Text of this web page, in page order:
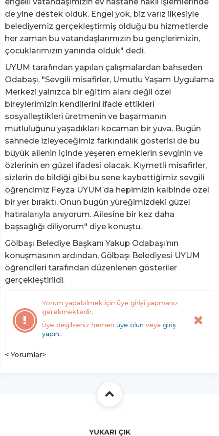
de yine destek olduk. Engel yok, biz varız ilkesiyle
belediyemiz gerçekleştirmiş olduğu bu hizmetlerde
her zaman bu vatandaşlarımızın bu gençlerimizin,
çocuklarımızın yanında olduk" dedi.
UYUM tarafından yapılan çalışmalardan bahseden
Odabaşı, "Sevgili misafirler, Umutlu Yaşam Uygulama
Merkezi yalnızca bir eğitim alanı değil özel
bireylerimizin kendilerini ifade ettikleri
sosyalleştikleri üretmenin ve başarmanın
mutluluğunu yaşadıkları kocaman bir yuva. Bugün
sahnede izleyeceğimiz farkındalık gösterisi de bu
büyük ailenin içinde yeşeren emeklerin sevginin ve
özlerinin en güzel ifadesi olacak. Kıymetli misafirler,
sizlerin de bildiği gibi bu sene kaybettiğimiz sevgili
öğrencimiz Feyza UYUM’da hepimizin kalbinde özel
bir yer bıraktı. Onun bugün yüreğimizdeki güzel
hatıralarıyla anıyorum. Ailesine bir kez daha
başsağlığı diliyorum" diye konuştu.
Gölbaşı Belediye Başkanı Yakup Odabaşı’nın
konuşmasının ardından, Gölbaşı Belediyesi UYUM
öğrencileri tarafından düzenlenen gösteriler
gerçekleştirildi.
Yorum yapabilmek için üye girişi yapmanız
gerekmektedir.
Üye değilseniz hemen üye olun veya giriş
yapın..
< Yorumlar>
YUKARI ÇIK